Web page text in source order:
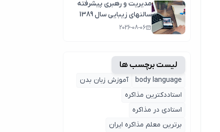
مدیریت و رهبری پیشرفته
سالنهای زیبایی سال 1389
2026-08-06
لیست برچسب ها
body language
آموزش زبان بدن
استاددکترین مذاکره
استادی در مذاکره
برترین معلم مذاکره ایران